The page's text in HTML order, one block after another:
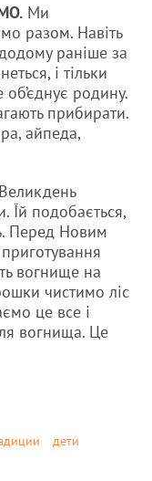
Ми
разом. Навіть
раніше за
і тільки
родину.
прибирати.
айпеда,
Їй подобається,
Перед Новим
вогнище на
чистимо ліс
це все і
вогнища. Це
дети